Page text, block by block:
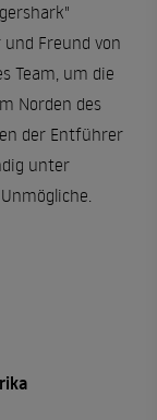
Freund von
Team, um die
Norden des
der Entführer
unter